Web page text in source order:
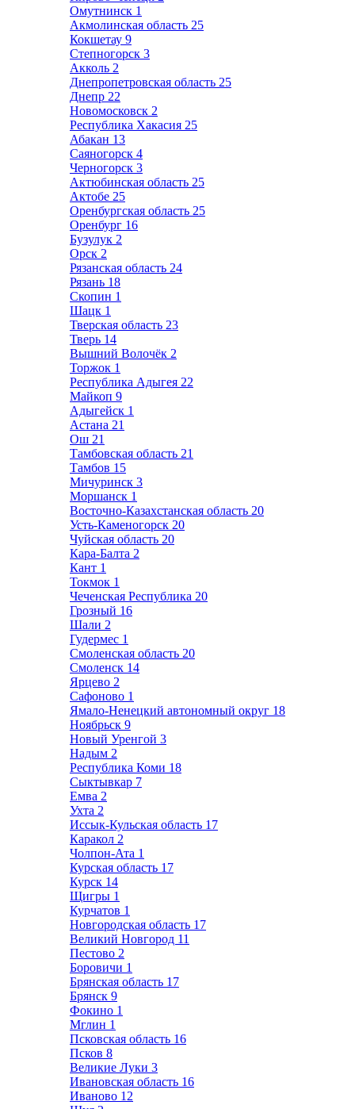
Омутнинск 1
Акмолинская область 25
Кокшетау 9
Степногорск 3
Акколь 2
Днепропетровская область 25
Днепр 22
Новомосковск 2
Республика Хакасия 25
Абакан 13
Саяногорск 4
Черногорск 3
Актюбинская область 25
Актобе 25
Оренбургская область 25
Оренбург 16
Бузулук 2
Орск 2
Рязанская область 24
Рязань 18
Скопин 1
Шацк 1
Тверская область 23
Тверь 14
Вышний Волочёк 2
Торжок 1
Республика Адыгея 22
Майкоп 9
Адыгейск 1
Астана 21
Ош 21
Тамбовская область 21
Тамбов 15
Мичуринск 3
Моршанск 1
Восточно-Казахстанская область 20
Усть-Каменогорск 20
Чуйская область 20
Кара-Балта 2
Кант 1
Токмок 1
Чеченская Республика 20
Грозный 16
Шали 2
Гудермес 1
Смоленская область 20
Смоленск 14
Ярцево 2
Сафоново 1
Ямало-Ненецкий автономный округ 18
Ноябрьск 9
Новый Уренгой 3
Надым 2
Республика Коми 18
Сыктывкар 7
Емва 2
Ухта 2
Иссык-Кульская область 17
Каракол 2
Чолпон-Ата 1
Курская область 17
Курск 14
Щигры 1
Курчатов 1
Новгородская область 17
Великий Новгород 11
Пестово 2
Боровичи 1
Брянская область 17
Брянск 9
Фокино 1
Мглин 1
Псковская область 16
Псков 8
Великие Луки 3
Ивановская область 16
Иваново 12